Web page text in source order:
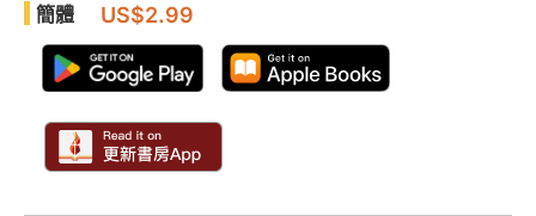
簡體 US$2.99